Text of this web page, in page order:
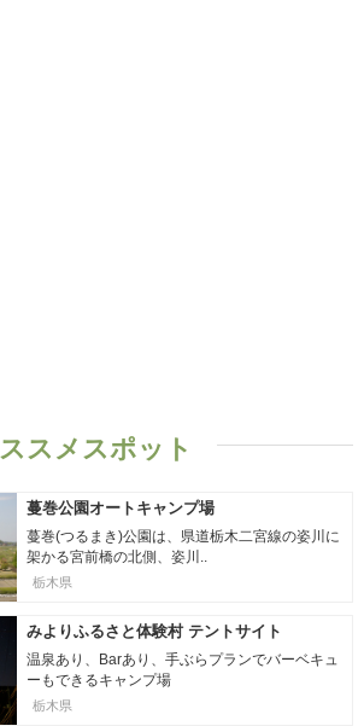
スメスポット
蔓巻公園オートキャンプ場
蔓巻(つるまき)公園は、県道栃木二宮線の姿川に
架かる宮前橋の北側、姿川..
栃木県
みよりふるさと体験村 テントサイト
温泉あり、Barあり、手ぶらプランでバーベキュ
ーもできるキャンプ場
栃木県